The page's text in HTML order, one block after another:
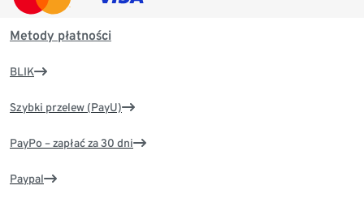
Metody płatności
BLIK
Szybki przelew (PayU)
PayPo – zapłać za 30 dni
Paypal